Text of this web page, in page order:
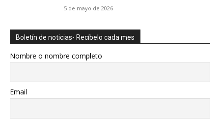
5 de mayo de 2026
Boletín de noticias- Recíbelo cada mes
Nombre o nombre completo
Email